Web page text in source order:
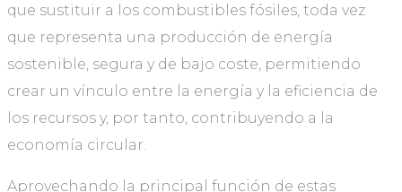
que sustituir a los combustibles fósiles, toda vez
que representa una producción de energía
sostenible, segura y de bajo coste, permitiendo
crear un vínculo entre la energía y la eficiencia de
los recursos y, por tanto, contribuyendo a la
economía circular.
Aprovechando la principal función de estas